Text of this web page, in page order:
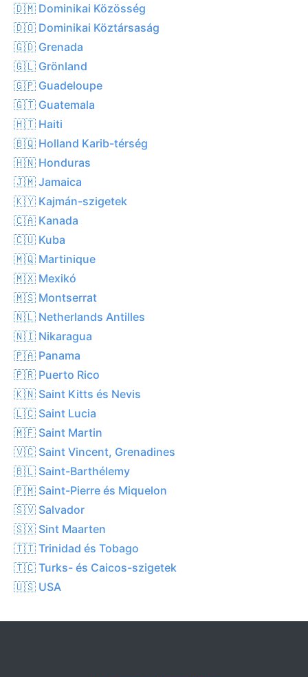
🇩🇲 Dominikai Közösség
🇩🇴 Dominikai Köztársaság
🇬🇩 Grenada
🇬🇱 Grönland
🇬🇵 Guadeloupe
🇬🇹 Guatemala
🇭🇹 Haiti
🇧🇶 Holland Karib-térség
🇭🇳 Honduras
🇯🇲 Jamaica
🇰🇾 Kajmán-szigetek
🇨🇦 Kanada
🇨🇺 Kuba
🇲🇶 Martinique
🇲🇽 Mexikó
🇲🇸 Montserrat
🇳🇱 Netherlands Antilles
🇳🇮 Nikaragua
🇵🇦 Panama
🇵🇷 Puerto Rico
🇰🇳 Saint Kitts és Nevis
🇱🇨 Saint Lucia
🇲🇫 Saint Martin
🇻🇨 Saint Vincent, Grenadines
🇧🇱 Saint-Barthélemy
🇵🇲 Saint-Pierre és Miquelon
🇸🇻 Salvador
🇸🇽 Sint Maarten
🇹🇹 Trinidad és Tobago
🇹🇨 Turks- és Caicos-szigetek
🇺🇸 USA